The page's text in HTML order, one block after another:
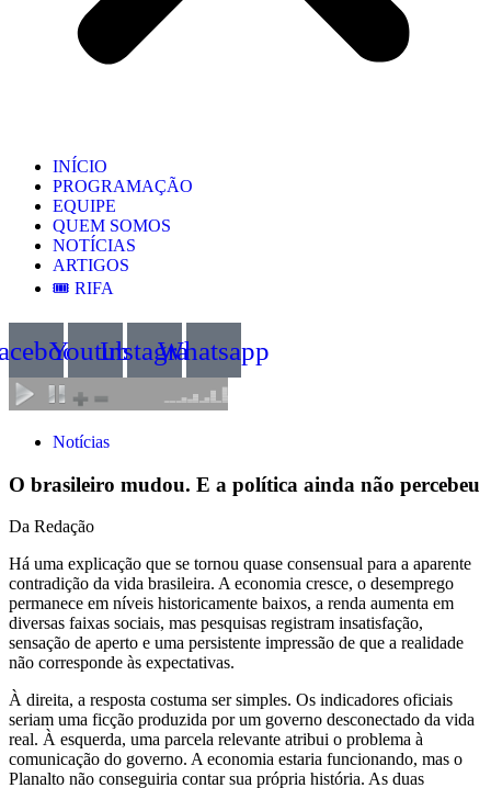
INÍCIO
PROGRAMAÇÃO
EQUIPE
QUEM SOMOS
NOTÍCIAS
ARTIGOS
🎟️ RIFA
YoutubeInstagramWhatsapp
Notícias
O brasileiro mudou. E a política ainda não percebeu
Da Redação
Há uma explicação que se tornou quase consensual para a aparente
contradição da vida brasileira. A economia cresce, o desemprego
permanece em níveis historicamente baixos, a renda aumenta em
diversas faixas sociais, mas pesquisas registram insatisfação,
sensação de aperto e uma persistente impressão de que a realidade
não corresponde às expectativas.
À direita, a resposta costuma ser simples. Os indicadores oficiais
seriam uma ficção produzida por um governo desconectado da vida
real. À esquerda, uma parcela relevante atribui o problema à
comunicação do governo. A economia estaria funcionando, mas o
Planalto não conseguiria contar sua própria história. As duas